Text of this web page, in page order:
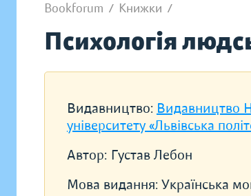
Bookforum / Книжки /
Психологія
Видавництво: Видавництво
університету «Львівська
Автор: Густав Лебон
Мова видання: Українська